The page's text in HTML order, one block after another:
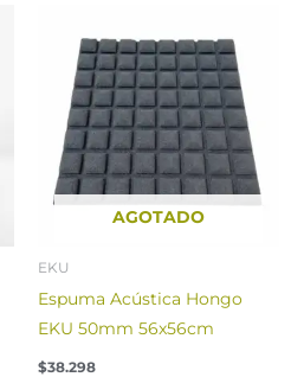
AGOTADO
EKU
Espuma Acústica Hongo
EKU 50mm 56x56cm
$38.298